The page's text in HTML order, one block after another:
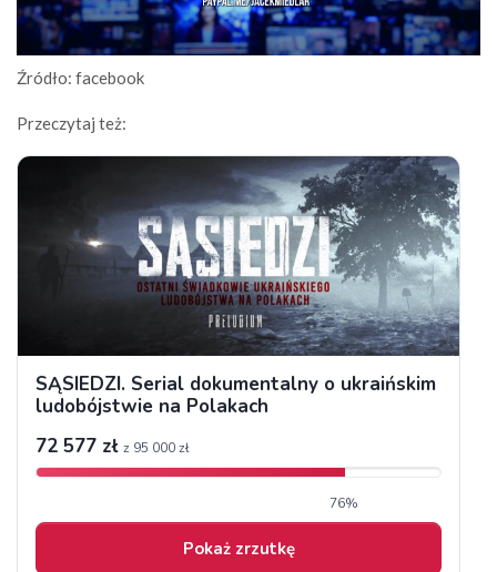
Źródło: facebook
Przeczytaj też: